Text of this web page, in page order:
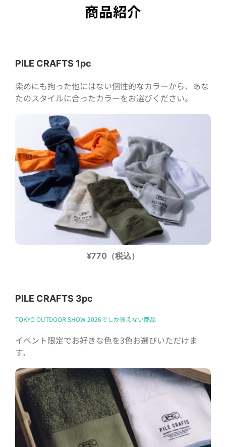
商品紹介
PILE CRAFTS 1pc
染めにも拘った他にはない個性的なカラーから、あな
たのスタイルに合ったカラーをお選びください。
¥770（税込）
PILE CRAFTS 3pc
TOKYO OUTDOOR SHOW 2026でしか買えない商品
イベント限定でお好きな色を3色お選びいただけま
す。